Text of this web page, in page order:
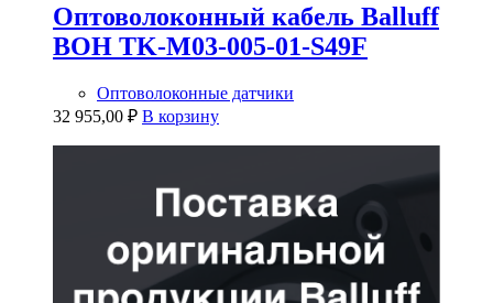
Оптоволоконный кабель Balluff
BOH TK-M03-005-01-S49F
Оптоволоконные датчики
32 955,00 ₽ В корзину